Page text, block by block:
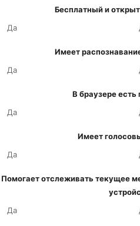
Бесплатный и
Да
Имеет
Да
В браузере есть
Да
Имеет
Да
Помогает отслеживать текущее
Да